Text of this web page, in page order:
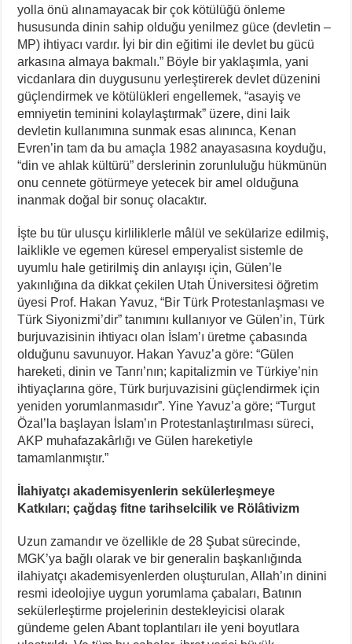
yolla önü alınamayacak bir çok kötülüğü önleme
hususunda dinin sahip olduğu yenilmez güce (devletin –
MP) ihtiyacı vardır. İyi bir din eğitimi ile devlet bu gücü
arkasına almaya bakmalı.” Böyle bir yaklaşımla, yani
vicdanlara din duygusunu yerleştirerek devlet düzenini
güçlendirmek ve kötülükleri engellemek, “asayiş ve
emniyetin teminini kolaylaştırmak” üzere, dini laik
devletin kullanımına sunmak esas alınınca, Kenan
Evren’in tam da bu amaçla 1982 anayasasına koyduğu,
“din ve ahlak kültürü” derslerinin zorunluluğu hükmünün
onu cennete götürmeye yetecek bir amel olduğuna
inanmak doğal bir sonuç olacaktır.
İşte bu tür ulusçu kirliliklerle mâlül ve sekülarize edilmiş,
laiklikle ve egemen küresel emperyalist sistemle de
uyumlu hale getirilmiş din anlayışı için, Gülen’le
yakınlığına da dikkat çekilen Utah Üniversitesi öğretim
üyesi Prof. Hakan Yavuz, “Bir Türk Protestanlaşması ve
Türk Siyonizmi’dir” tanımını kullanıyor ve Gülen’in, Türk
burjuvazisinin ihtiyacı olan İslam’ı üretme çabasında
olduğunu savunuyor. Hakan Yavuz’a göre: “Gülen
hareketi, dinin ve Tanrı’nın; kapitalizmin ve Türkiye’nin
ihtiyaçlarına göre, Türk burjuvazisini güçlendirmek için
yeniden yorumlanmasıdır”. Yine Yavuz’a göre; “Turgut
Özal’la başlayan İslam’ın Protestanlaştırılması süreci,
AKP muhafazakârlığı ve Gülen hareketiyle
tamamlanmıştır.”
İlahiyatçı akademisyenlerin sekülerleşmeye
Katkıları; çağdaş fitne tarihselcilik ve Rölâtivizm
Uzun zamandır ve özellikle de 28 Şubat sürecinde,
MGK’ya bağlı olarak ve bir generalin başkanlığında
ilahiyatçı akademisyenlerden oluşturulan, Allah’ın dinini
resmi ideolojiye uygun yorumlama çabaları, Batının
sekülerleştirme projelerinin destekleyicisi olarak
gündeme gelen Abant toplantıları ile yeni boyutlara